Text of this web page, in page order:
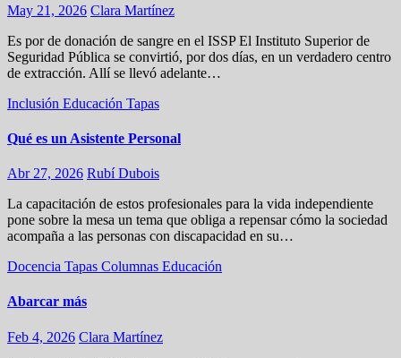
May 21, 2026 Clara Martínez
Es por de donación de sangre en el ISSP El Instituto Superior de
Seguridad Pública se convirtió, por dos días, en un verdadero centro
de extracción. Allí se llevó adelante…
Inclusión Educación Tapas
Qué es un Asistente Personal
Abr 27, 2026 Rubí Dubois
La capacitación de estos profesionales para la vida independiente
pone sobre la mesa un tema que obliga a repensar cómo la sociedad
acompaña a las personas con discapacidad en su…
Docencia Tapas Columnas Educación
Abarcar más
Feb 4, 2026 Clara Martínez